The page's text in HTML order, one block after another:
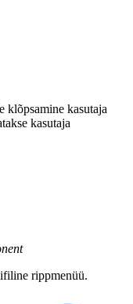
klõpsamine kasutaja
kasutaja
rippmenüü.